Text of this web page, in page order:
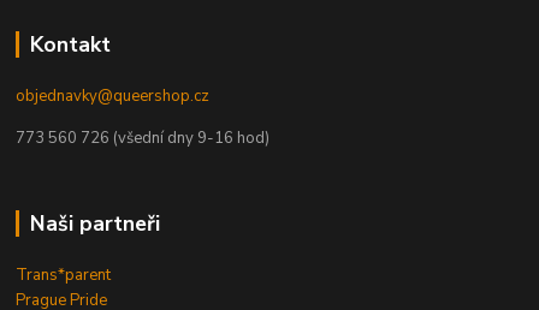
Kontakt
objednavky@queershop.cz
773 560 726 (všední dny 9-16 hod)
Naši partneři
Trans*parent
Prague Pride